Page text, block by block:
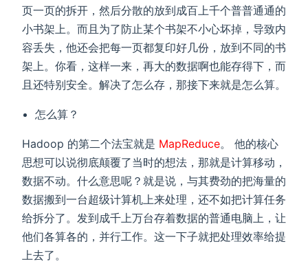
页一页的拆开，然后分散的放到成百上千个普普通通的
小书架上。而且为了防止某个书架不小心坏掉，导致内
容丢失，他还会把每一页都复印好几份，放到不同的书
架上。你看，这样一来，再大的数据啊也能存得下，而
且还特别安全。解决了怎么存，那接下来就是怎么算。
怎么算？
Hadoop 的第二个法宝就是 MapReduce。 他的核心
思想可以说彻底颠覆了当时的想法，那就是计算移动，
数据不动。什么意思呢？就是说，与其费劲的把海量的
数据搬到一台超级计算机上来处理，还不如把计算任务
给拆分了。发到成千上万台存着数据的普通电脑上，让
他们各算各的，并行工作。这一下子就把处理效率给提
上去了。